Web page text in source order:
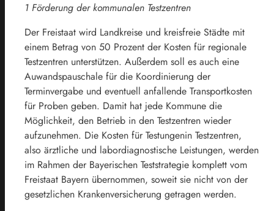
1 Förderung der kommunalen Testzentren
Der Freistaat wird Landkreise und kreisfreie Städte mit
einem Betrag von 50 Prozent der Kosten für regionale
Testzentren unterstützen. Außerdem soll es auch eine
Auwandspauschale für die Koordinierung der
Terminvergabe und eventuell anfallende Transportkosten
für Proben geben. Damit hat jede Kommune die
Möglichkeit, den Betrieb in den Testzentren wieder
aufzunehmen. Die Kosten für Testungenin Testzentren,
also ärztliche und labordiagnostische Leistungen, werden
im Rahmen der Bayerischen Teststrategie komplett vom
Freistaat Bayern übernommen, soweit sie nicht von der
gesetzlichen Krankenversicherung getragen werden.